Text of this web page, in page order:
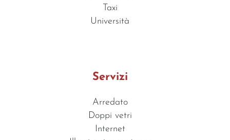
Taxi
Università
Servizi
Arredato
Doppi vetri
Internet